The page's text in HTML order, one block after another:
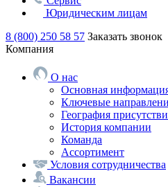
Юридическим лицам
8 (800) 250 58 57 Заказать звонок
Компания
О нас
Основная
Ключевые
География
История компании
Команда
Ассортимент
Условия сотрудничества
Вакансии